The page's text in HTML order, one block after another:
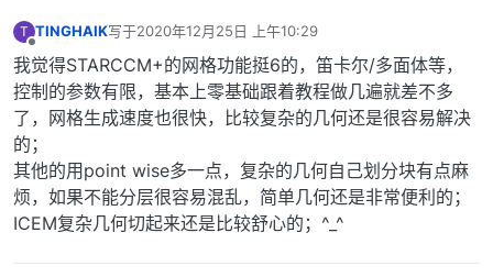
T TINGHAIK写于2020年12月25日 上午10:29
最后由 编辑
我觉得STARCCM+的网格功能挺6的，笛卡尔/多面体等，
控制的参数有限，基本上零基础跟着教程做几遍就差不多
了，网格生成速度也很快，比较复杂的几何还是很容易解决
的；
其他的用point wise多一点，复杂的几何自己划分块有点麻
烦，如果不能分层很容易混乱，简单几何还是非常便利的；
ICEM复杂几何切起来还是比较舒心的；^_^